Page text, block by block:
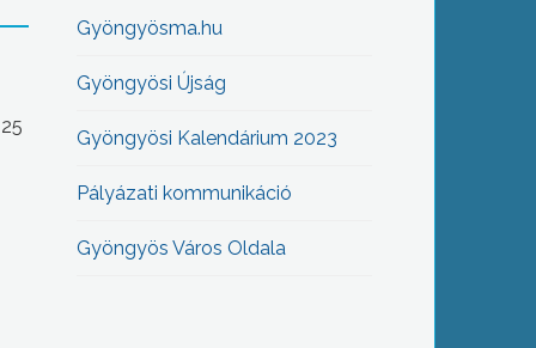
Gyöngyösma.hu
Gyöngyösi Újság
Gyöngyösi Kalendárium 2023
Pályázati kommunikáció
Gyöngyös Város Oldala